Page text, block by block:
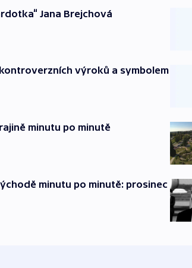
Jana Brejchová
kontroverzních výroků a symbolem
minutu po minutě
minutu po minutě: prosinec